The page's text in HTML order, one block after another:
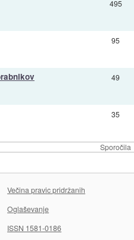
Sporočila
495
95
49
35
Večina pravic pridržanih
Oglaševanje
ISSN 1581-0186